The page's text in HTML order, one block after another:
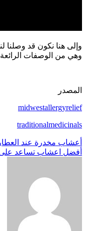
وإلى هنا نكون قد وصلنا
وهي من الوصفات الرائعة
المصدر
midwestallergyrelief
traditionalmedicinals
تصفّح
المقالات
أعشاب مخدرة عند
أفضل اعشاب تساعد